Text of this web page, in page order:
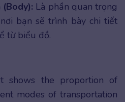
Là phần quan trọng
bạn sẽ trình bày chi tiết
từ biểu đồ.
shows the proportion of
modes of transportation